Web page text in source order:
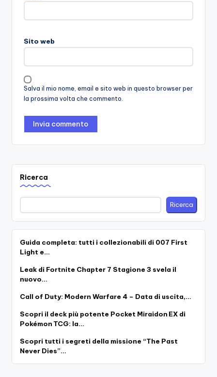
Sito web
Salva il mio nome, email e sito web in questo browser per
la prossima volta che commento.
Ricerca
Ricerca
Guida completa: tutti i collezionabili di 007 First
Light e…
Leak di Fortnite Chapter 7 Stagione 3 svela il
nuovo…
Call of Duty: Modern Warfare 4 – Data di uscita,…
Scopri il deck più potente Pocket Miraidon EX di
Pokémon TCG: la…
Scopri tutti i segreti della missione “The Past
Never Dies”…